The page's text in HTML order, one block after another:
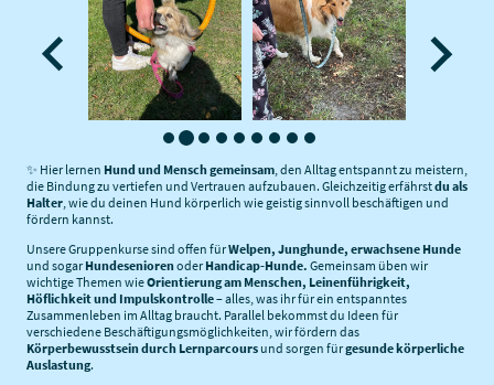
✨ Hier lernen Hund und Mensch gemeinsam, den Alltag entspannt zu meistern,
die Bindung zu vertiefen und Vertrauen aufzubauen. Gleichzeitig erfährstdu als
Halter, wie du deinen Hund körperlich wie geistig sinnvoll beschäftigen und
fördern kannst.
Unsere Gruppenkurse sind offen fürWelpen, Junghunde, erwachsene Hunde
und sogar Hundeseniorenoder Handicap-Hunde. Gemeinsam üben wir
wichtige Themen wieOrientierung am Menschen, Leinenführigkeit,
Höflichkeit und Impulskontrolle– alles, was ihr für ein entspanntes
Zusammenleben im Alltag braucht. Parallel bekommst du Ideen für
verschiedene Beschäftigungsmöglichkeiten, wir fördern das
Körperbewusstsein durch Lernparcours und sorgen fürgesunde körperliche
Auslastung.